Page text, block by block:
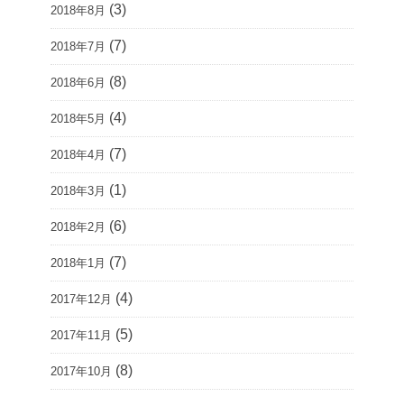
2018年8月 (3)
2018年7月 (7)
2018年6月 (8)
2018年5月 (4)
2018年4月 (7)
2018年3月 (1)
2018年2月 (6)
2018年1月 (7)
2017年12月 (4)
2017年11月 (5)
2017年10月 (8)